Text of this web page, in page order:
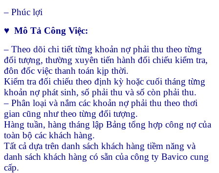
– Phúc lợi
♥ Mô Tả Công Việc:
– Theo dõi chi tiết từng khoản nợ phải thu theo từng
đối tượng, thường xuyên tiến hành đối chiếu kiểm tra,
đôn đốc việc thanh toán kịp thời.
Kiểm tra đối chiếu theo định kỳ hoặc cuối tháng từng
khoản nợ phát sinh, số phải thu và số còn phải thu.
– Phân loại và nắm các khoản nợ phải thu theo thơi
gian cũng như theo từng đối tượng.
Hàng tuần, hàng tháng lập Bảng tổng hợp công nợ của
toàn bộ các khách hàng.
Tất cả dựa trên danh sách khách hàng tiềm năng và
danh sách khách hàng có sẵn của công ty Bavico cung
cấp.